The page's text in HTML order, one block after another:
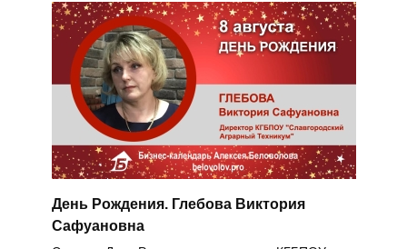
День Рождения. Глебова Виктория
Сафуановна